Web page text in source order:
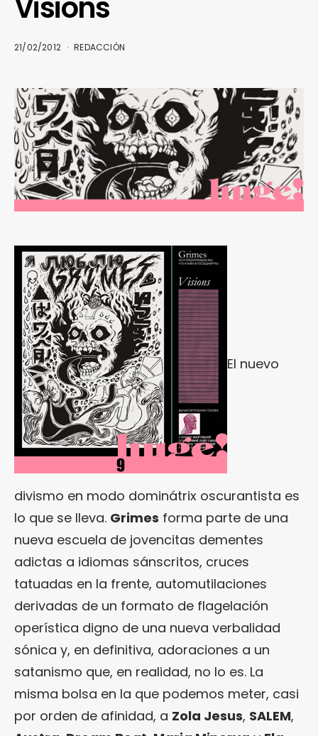
21/02/2012 REDACCIÓN
El nuevo
divismo en modo dominátrix oscurantista es
lo que se lleva. Grimes forma parte de una
nueva escuela de jovencitas dementes
adictas a idiomas sánscritos, cruces
tatuadas en la frente, automutilaciones
derivadas de un formato de flagelación
operística digno de una nueva verbalidad
sónica y, en definitiva, adoraciones a un
satanismo que, en realidad, no lo es. La
misma bolsa en la que podemos meter, casi
por orden de afinidad, a Zola Jesus, SALEM,